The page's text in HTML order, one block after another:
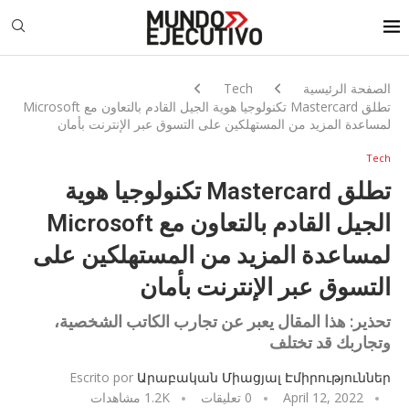
الصفحة الرئيسية
Tech
تطلق Mastercard تكنولوجيا هوية الجيل القادم بالتعاون مع Microsoft
لمساعدة المزيد من المستهلكين على التسوق عبر الإنترنت بأمان
Tech
تطلق Mastercard تكنولوجيا هوية
الجيل القادم بالتعاون مع Microsoft
لمساعدة المزيد من المستهلكين على
التسوق عبر الإنترنت بأمان
تحذير: هذا المقال يعبر عن تجارب الكاتب الشخصية،
وتجاربك قد تختلف
Escrito por Արաբական Միացյալ Էմիրություններ
April 12, 2022
0 تعليقات 1.2K مشاهدات